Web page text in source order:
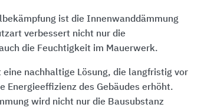
ist die Innenwanddämmung
verbessert nicht nur die
die Feuchtigkeit im Mauerwerk.
eine nachhaltige Lösung, die langfristig vor
Energieeffizienz des Gebäudes erhöht.
wird nicht nur die Bausubstanz